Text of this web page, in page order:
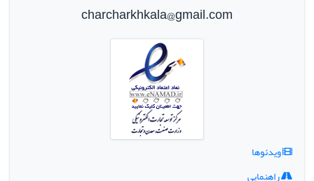
charcharkhkala@gmail.com
ویدئوها
راهنمایی